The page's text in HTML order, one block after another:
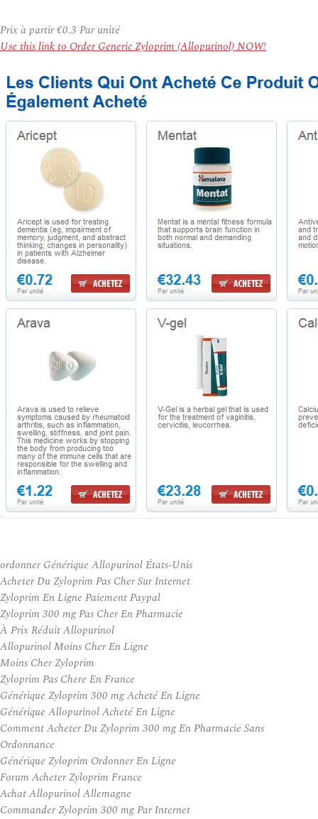
Prix à partir€0.3 Par unité
Use this link to Order Generic Zyloprim (Allopurinol) NOW!
ordonner Générique Allopurinol États-Unis
Acheter Du Zyloprim Pas Cher Sur Internet
Zyloprim En Ligne Paiement Paypal
Zyloprim 300 mg Pas Cher En Pharmacie
À Prix Réduit Allopurinol
Allopurinol Moins Cher En Ligne
Moins Cher Zyloprim
Zyloprim Pas Chere En France
Générique Zyloprim 300 mg Acheté En Ligne
Générique Allopurinol Acheté En Ligne
Comment Acheter Du Zyloprim 300 mg En Pharmacie Sans
Ordonnance
Générique Zyloprim Ordonner En Ligne
Forum Acheter Zyloprim France
Achat Allopurinol Allemagne
Commander Zyloprim 300 mg Par Internet